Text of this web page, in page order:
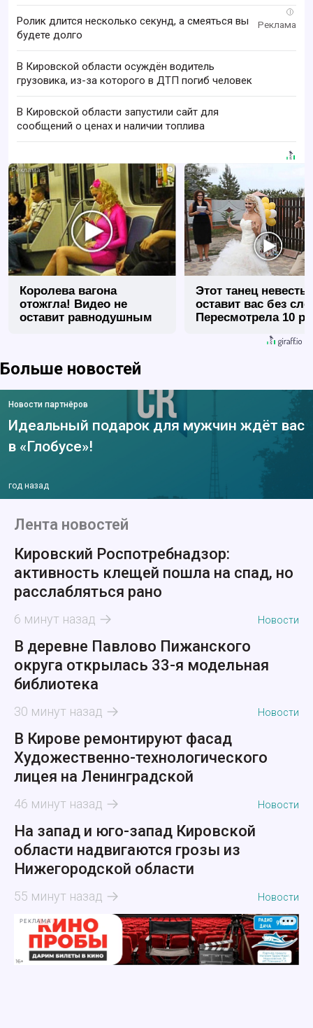
i
Ролик длится несколько секунд, а смеяться вы
будете долго
В Кировской области осуждён водитель
грузовика, из-за которого в ДТП погиб человек
В Кировской области запустили сайт для
сообщений о ценах и наличии топлива
i
Королева вагона
отожгла! Видео не
оставит равнодушным
Этот танец невесты
оставит вас без
Пересмотрела 10
Больше новостей
Новости партнёров
Идеальный подарок для мужчин ждёт вас
в «Глобусе»!
год назад
Лента новостей
Кировский Роспотребнадзор:
активность клещей пошла на спад, но
расслабляться рано
6 минут назад Новости
В деревне Павлово Пижанского
округа открылась 33-я модельная
библиотека
30 минут назад Новости
В Кирове ремонтируют фасад
Художественно-технологического
лицея на Ленинградской
46 минут назад Новости
На запад и юго-запад Кировской
области надвигаются грозы из
Нижегородской области
55 минут назад Новости
РЕКЛАМА